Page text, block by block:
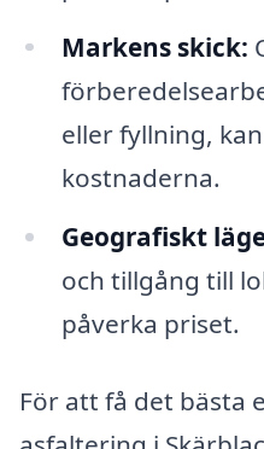
Markens skick:
eller fyllning,
kostnaderna.
Geografiskt
och tillgång till
påverka priset.
För att få det bästa